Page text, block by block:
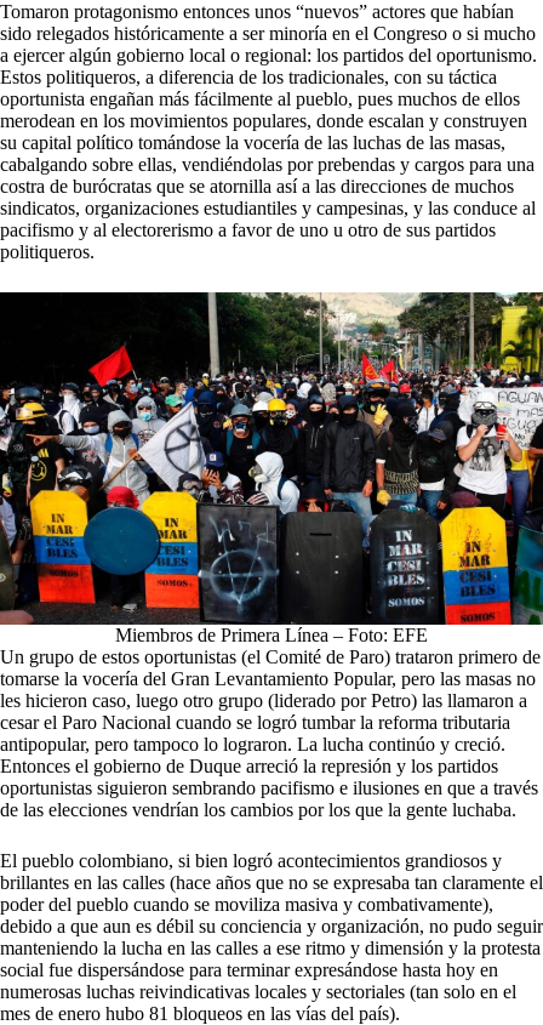
Tomaron protagonismo entonces unos “nuevos” actores que habían
sido relegados históricamente a ser minoría en el Congreso o si mucho
a ejercer algún gobierno local o regional: los partidos del oportunismo.
Estos politiqueros, a diferencia de los tradicionales, con su táctica
oportunista engañan más fácilmente al pueblo, pues muchos de ellos
merodean en los movimientos populares, donde escalan y construyen
su capital político tomándose la vocería de las luchas de las masas,
cabalgando sobre ellas, vendiéndolas por prebendas y cargos para una
costra de burócratas que se atornilla así a las direcciones de muchos
sindicatos, organizaciones estudiantiles y campesinas, y las conduce al
pacifismo y al electorerismo a favor de uno u otro de sus partidos
politiqueros.
Miembros de Primera Línea – Foto: EFE
Un grupo de estos oportunistas (el Comité de Paro) trataron primero de
tomarse la vocería del Gran Levantamiento Popular, pero las masas no
les hicieron caso, luego otro grupo (liderado por Petro) las llamaron a
cesar el Paro Nacional cuando se logró tumbar la reforma tributaria
antipopular, pero tampoco lo lograron. La lucha continúo y creció.
Entonces el gobierno de Duque arreció la represión y los partidos
oportunistas siguieron sembrando pacifismo e ilusiones en que a través
de las elecciones vendrían los cambios por los que la gente luchaba.
El pueblo colombiano, si bien logró acontecimientos grandiosos y
brillantes en las calles (hace años que no se expresaba tan claramente el
poder del pueblo cuando se moviliza masiva y combativamente),
debido a que aun es débil su conciencia y organización, no pudo seguir
manteniendo la lucha en las calles a ese ritmo y dimensión y la protesta
social fue dispersándose para terminar expresándose hasta hoy en
numerosas luchas reivindicativas locales y sectoriales (tan solo en el
mes de enero hubo 81 bloqueos en las vías del país).